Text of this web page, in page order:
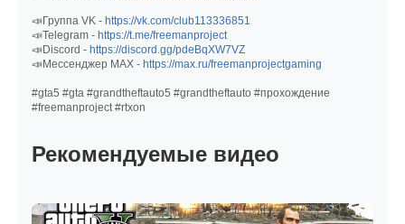
📣Группа VK - https://vk.com/club113336851
📣Telegram - https://t.me/freemanproject
📣Discord - https://discord.gg/pdeBqXW7VZ
📣Мессенджер MAX - https://max.ru/freemanprojectgaming
#gta5 #gta #grandtheftauto5 #grandtheftauto #прохождение
#freemanproject #rtxon
Рекомендуемые видео